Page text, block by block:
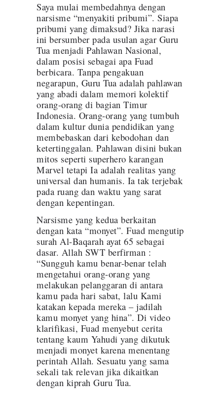
Saya mulai membedahnya dengan
narsisme “menyakiti pribumi”. Siapa
pribumi yang dimaksud? Jika narasi
ini bersumber pada usulan agar Guru
Tua menjadi Pahlawan Nasional,
dalam posisi sebagai apa Fuad
berbicara. Tanpa pengakuan
negarapun, Guru Tua adalah pahlawan
yang abadi dalam memori kolektif
orang-orang di bagian Timur
Indonesia. Orang-orang yang tumbuh
dalam kultur dunia pendidikan yang
membebaskan dari kebodohan dan
ketertinggalan. Pahlawan disini bukan
mitos seperti superhero karangan
Marvel tetapi Ia adalah realitas yang
universal dan humanis. Ia tak terjebak
pada ruang dan waktu yang sarat
dengan kepentingan.
Narsisme yang kedua berkaitan
dengan kata “monyet”. Fuad mengutip
surah Al-Baqarah ayat 65 sebagai
dasar. Allah SWT berfirman :
“Sungguh kamu benar-benar telah
mengetahui orang-orang yang
melakukan pelanggaran di antara
kamu pada hari sabat, lalu Kami
katakan kepada mereka – jadilah
kamu monyet yang hina”. Di video
klarifikasi, Fuad menyebut cerita
tentang kaum Yahudi yang dikutuk
menjadi monyet karena menentang
perintah Allah. Sesuatu yang sama
sekali tak relevan jika dikaitkan
dengan kiprah Guru Tua.